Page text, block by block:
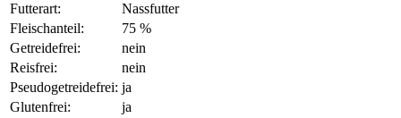
Futterart:
Nassfutter
Fleischanteil:
75 %
Getreidefrei:
nein
Reisfrei:
nein
Pseudogetreidefrei: ja
Glutenfrei:
ja